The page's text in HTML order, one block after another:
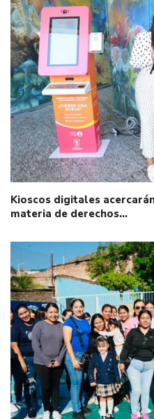
Kioscos digitales
materia de derechos…